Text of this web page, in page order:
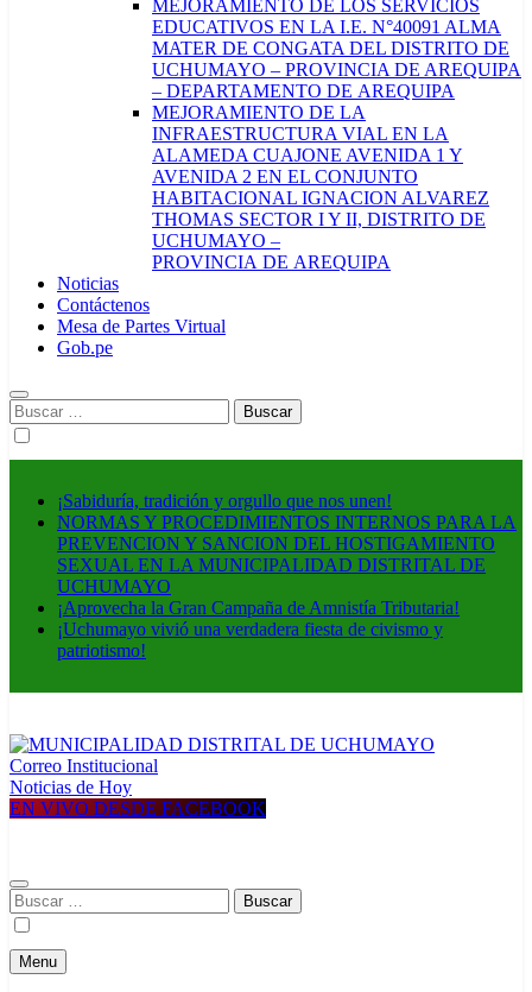
MEJORAMIENTO DE LOS SERVICIOS
EDUCATIVOS EN LA I.E. N°40091 ALMA
MATER DE CONGATA DEL DISTRITO DE
UCHUMAYO – PROVINCIA DE AREQUIPA
– DEPARTAMENTO DE AREQUIPA
MEJORAMIENTO DE LA
INFRAESTRUCTURA VIAL EN LA
ALAMEDA CUAJONE AVENIDA 1 Y
AVENIDA 2 EN EL CONJUNTO
HABITACIONAL IGNACION ALVAREZ
THOMAS SECTOR I Y II, DISTRITO DE
UCHUMAYO –
PROVINCIA DE AREQUIPA
Noticias
Contáctenos
Mesa de Partes Virtual
Gob.pe
Buscar:
¡Sabiduría, tradición y orgullo que nos unen!
NORMAS Y PROCEDIMIENTOS INTERNOS PARA LA
PREVENCION Y SANCION DEL HOSTIGAMIENTO
SEXUAL EN LA MUNICIPALIDAD DISTRITAL DE
UCHUMAYO
¡Aprovecha la Gran Campaña de Amnistía Tributaria!
¡Uchumayo vivió una verdadera fiesta de civismo y
patriotismo!
MUNICIPALIDAD DISTRITAL DE UCHUMAYO
Construyendo una nueva Historia
Correo Institucional
Noticias de Hoy
EN VIVO DESDE FACEBOOK
Buscar:
Menu